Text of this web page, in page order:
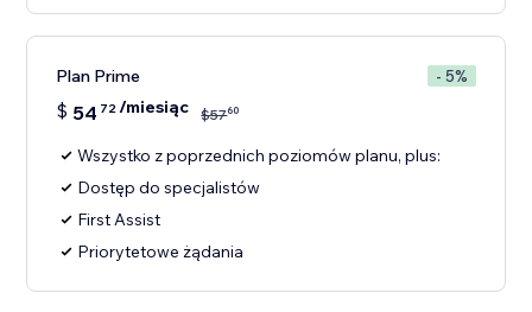
Plan Prime - 5%
$ 54 72/miesiąc $5760
Wszystko z poprzednich poziomów planu, plus:
Dostęp do specjalistów
First Assist
Priorytetowe żądania